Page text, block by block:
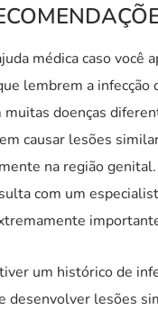
médica caso você
lembrem a infecção
muitas doenças
causar lesões
na região genital.
com um
um histórico de
desenvolver lesões